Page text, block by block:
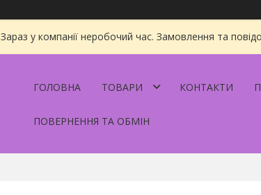
Зараз у компанії неробочий час. Замовлення та
ГОЛОВНА ТОВАРИ КОНТАКТИ
ПОВЕРНЕННЯ ТА ОБМІН